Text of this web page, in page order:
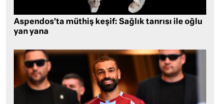
Aspendos’ta müthiş keşif: Sağlık tanrısı ile oğlu
yan yana